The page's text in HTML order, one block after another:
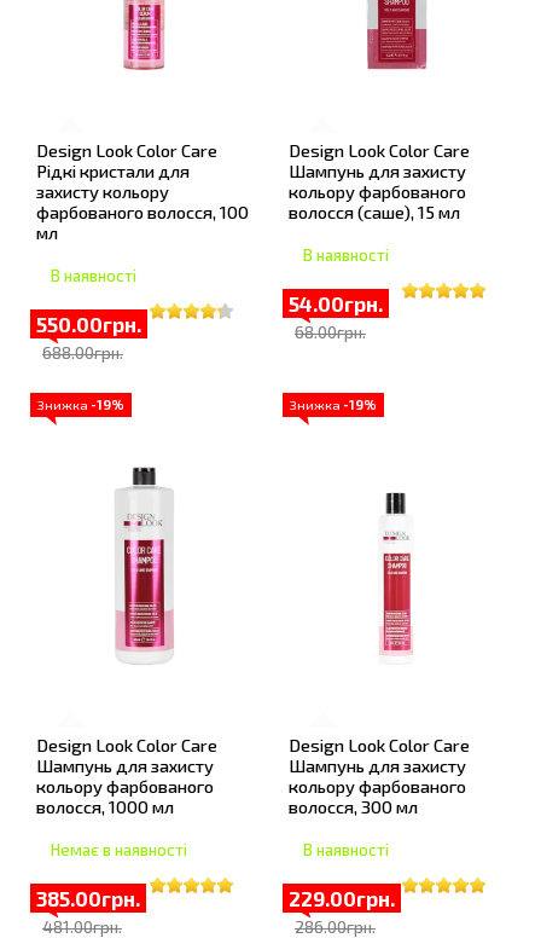
Design Look Color Care
Рідкі кристали для
захисту кольору
фарбованого волосся, 100
мл
В наявності
550.00грн.
688.00грн.
Design Look Color Care
Шампунь для захисту
кольору фарбованого
волосся (саше), 15 мл
В наявності
54.00грн.
68.00грн.
Знижка -19%
Design Look Color Care
Шампунь для захисту
кольору фарбованого
волосся, 1000 мл
Немає в наявності
385.00грн.
481.00грн.
Знижка -19%
Design Look Color Care
Шампунь для захисту
кольору фарбованого
волосся, 300 мл
В наявності
229.00грн.
286.00грн.